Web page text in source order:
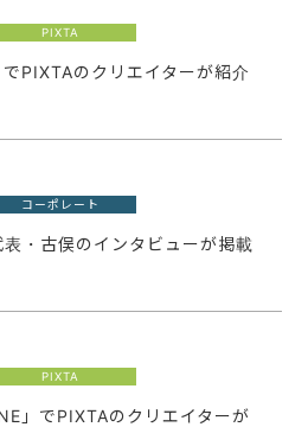
PIXTA
PIXTAのクリエイターが紹介
コーポレート
表・古俣のインタビューが掲載
PIXTA
」でPIXTAのクリエイターが